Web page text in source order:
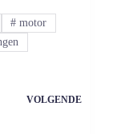
# motor
VOLGENDE